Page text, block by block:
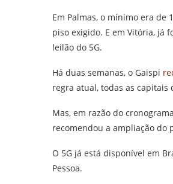
Em Palmas, o mínimo era de
piso exigido. E em Vitória, já
leilão do 5G.
Há duas semanas, o Gaispi
regra atual, todas as
Mas, em razão do
recomendou a ampliação do
O 5G já está disponível em
Pessoa.